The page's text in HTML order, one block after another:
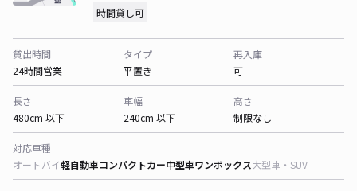
時間貸し可
貸出時間
24時間営業
タイプ
平置き
再入庫
可
長さ
480cm 以下
車幅
240cm 以下
高さ
制限なし
対応車種
オートバイ軽自動車コンパクトカー中型車ワンボックス大型車・SUV